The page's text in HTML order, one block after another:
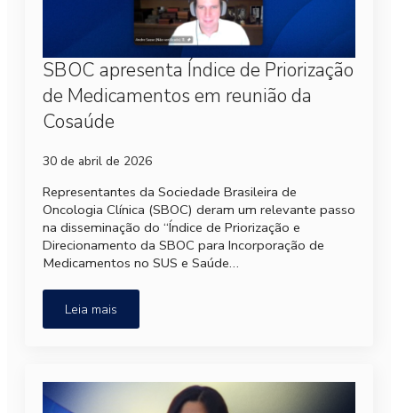
SBOC apresenta Índice de Priorização
de Medicamentos em reunião da
Cosaúde
30 de abril de 2026
Representantes da Sociedade Brasileira de
Oncologia Clínica (SBOC) deram um relevante passo
na disseminação do “Índice de Priorização e
Direcionamento da SBOC para Incorporação de
Medicamentos no SUS e Saúde…
Leia mais